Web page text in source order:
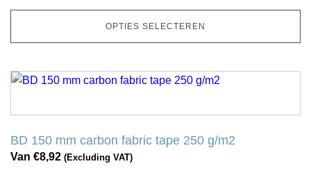
OPTIES SELECTEREN
op
productpagina
BD 150 mm carbon fabric tape 250 g/m2
Van €8,92 (Excluding VAT)
Dit
heeft
variaties.